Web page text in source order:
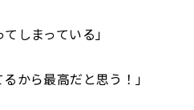
しまっている」
から最高だと思う！」